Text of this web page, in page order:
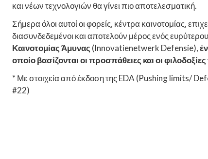
και νέων τεχνολογιών θα γίνει πιο αποτελεσματική.
Σήμερα όλοι αυτοί οι φορείς, κέντρα καινοτομίας,
διασυνδεδεμένοι και αποτελούν μέρος ενός
Καινοτομίας Άμυνας (Innovatienetwerk Defensie),
οποίο βασίζονται οι προσπάθειες και οι
* Με στοιχεία από έκδοση της EDA (Pushing limits/
#22)